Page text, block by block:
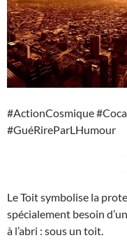
#ActionCosmique
#GuéRireParLHumour
Le Toit symbolise la
spécialement besoin
à l’abri : sous un toit.